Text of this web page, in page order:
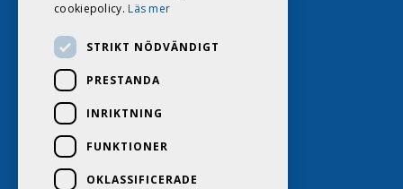
cookiepolicy. Läs mer
STRIKT NÖDVÄNDIGT
PRESTANDA
INRIKTNING
FUNKTIONER
OKLASSIFICERADE